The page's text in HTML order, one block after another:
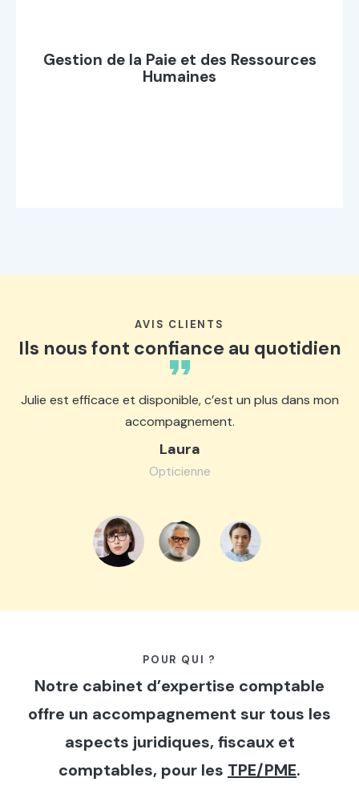
Gestion de la Paie et des Ressources
Humaines
AVIS CLIENTS
Ils nous font confiance au quotidien
Julie est efficace et disponible, c’est un plus dans mon
accompagnement.
Laura
Opticienne
POUR QUI ?
Notre cabinet d’expertise comptable
offre un accompagnement sur tous les
aspects juridiques, fiscaux et
comptables, pour lesprofe.